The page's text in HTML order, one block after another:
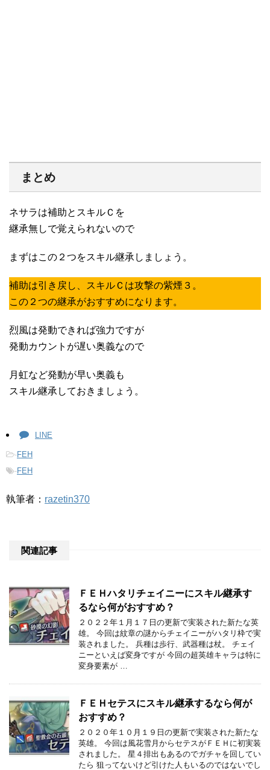
まとめ
ネサラは補助とスキルＣを
継承無しで覚えられないので
まずはこの２つをスキル継承しましょう。
補助は引き戻し、スキルＣは攻撃の紫煙３。
この２つの継承がおすすめになります。
烈風は発動できれば強力ですが
発動カウントが遅い奥義なので
月虹など発動が早い奥義も
スキル継承しておきましょう。
LINE
-FEH
-FEH
執筆者： razetin370
関連記事
ＦＥＨハタリチェイニーにスキル継承す
るなら何がおすすめ？
２０２２年１月１７日の更新で実装された新たな英
雄。 今回は紋章の謎からチェイニーがハタリ枠で実
装されました。 兵種は歩行、武器種は杖。 チェイ
ニーといえば変身ですが 今回の超英雄キャラは特に
変身要素が …
ＦＥＨセテスにスキル継承するなら何が
おすすめ？
２０２０年１０月１９日の更新で実装された新たな
英雄。 今回は風花雪月からセテスがＦＥＨに初実装
されました。 星４排出もあるのでガチャを回してい
たら 狙ってないけど引けた人もいるのではないでし